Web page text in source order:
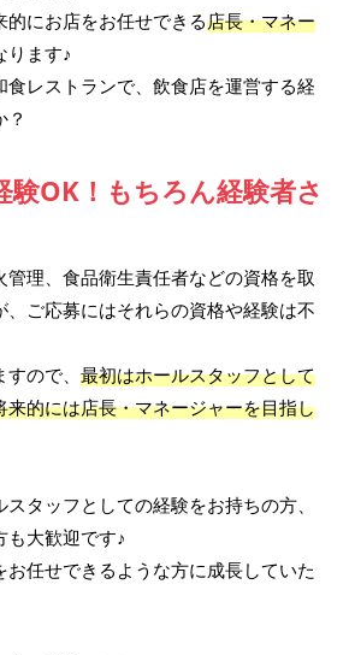
にお店をお任せできる店長・マネー
ります♪
レストランで、飲食店を運営する経
OK！もちろん経験者さ
理、食品衛生責任者などの資格を取
ご応募にはそれらの資格や経験は不
ので、 最初はホールスタッフとして
来的には店長・マネージャーを目指し
タッフとしての経験をお持ちの方、
も大歓迎です♪
お任せできるような方に成長していた